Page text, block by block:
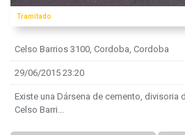
Tramitado
Celso Barrios 3100, Cordoba, Cordoba
29/06/2015 23:20
Existe una Dársena de cemento, divisoria
Celso Barri...